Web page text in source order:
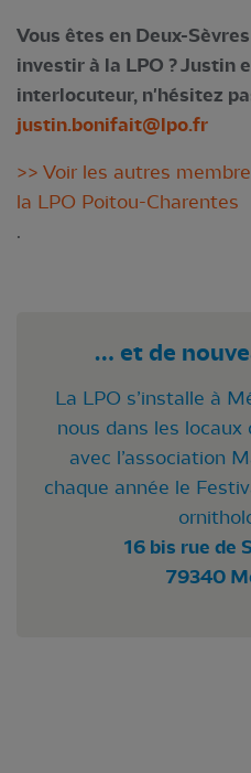
Vous êtes en Deux-
investir à la LPO ? Justin
interlocuteur, n'hésitez
justin.bonifait@lpo.fr
>> Voir les autres
la LPO Poitou-Charentes
.
… et de
La LPO s’installe à
nous dans les
avec l’association
chaque année le
16 bis rue de
79340